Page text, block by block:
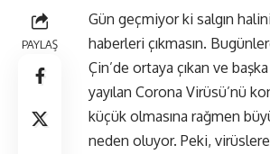
PAYLAŞ
Gün geçmiyor ki salgın
haberleri çıkmasın.
Çin’de ortaya çıkan ve
yayılan Corona Virüsü’nü
küçük olmasına rağmen
neden oluyor. Peki, virüslere